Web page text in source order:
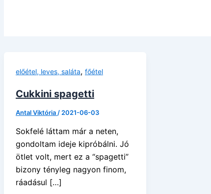
előétel, leves, saláta, főétel
Cukkini spagetti
Antal Viktória / 2021-06-03
Sokfelé láttam már a neten,
gondoltam ideje kipróbálni. Jó
ötlet volt, mert ez a “spagetti”
bizony tényleg nagyon finom,
ráadásul […]